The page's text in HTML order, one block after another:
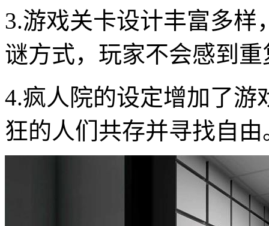
3.游戏关卡设计丰富多
谜方式，玩家不会感到重
4.疯人院的设定增加了游
狂的人们共存并寻找自由